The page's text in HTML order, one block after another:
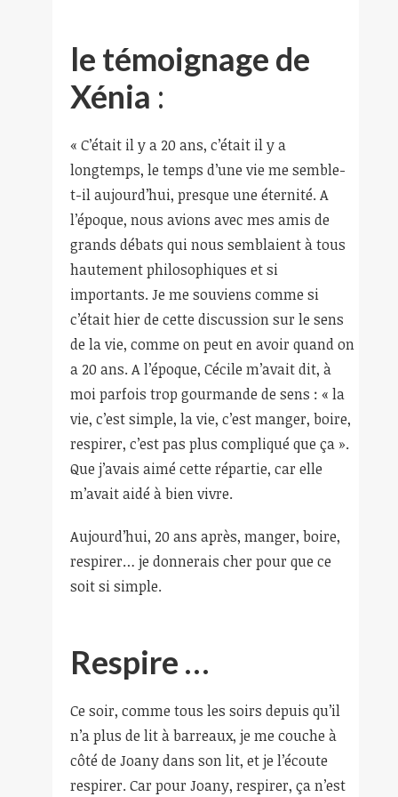
le témoignage de
Xénia :
« C’était il y a 20 ans, c’était il y a
longtemps, le temps d’une vie me semble-
t-il aujourd’hui, presque une éternité. A
l’époque, nous avions avec mes amis de
grands débats qui nous semblaient à tous
hautement philosophiques et si
importants. Je me souviens comme si
c’était hier de cette discussion sur le sens
de la vie, comme on peut en avoir quand on
a 20 ans. A l’époque, Cécile m’avait dit, à
moi parfois trop gourmande de sens : « la
vie, c’est simple, la vie, c’est manger, boire,
respirer, c’est pas plus compliqué que ça ».
Que j’avais aimé cette répartie, car elle
m’avait aidé à bien vivre.
Aujourd’hui, 20 ans après, manger, boire,
respirer… je donnerais cher pour que ce
soit si simple.
Respire …
Ce soir, comme tous les soirs depuis qu’il
n’a plus de lit à barreaux, je me couche à
côté de Joany dans son lit, et je l’écoute
respirer. Car pour Joany, respirer, ça n’est